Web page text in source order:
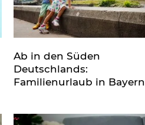
Ab in den Süden
Deutschlands:
Familienurlaub in Bayern